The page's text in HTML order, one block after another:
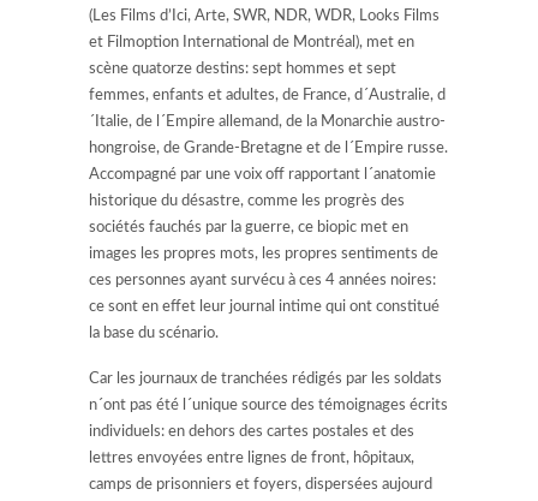
(Les Films d’Ici, Arte, SWR, NDR, WDR, Looks Films
et Filmoption International de Montréal), met en
scène quatorze destins: sept hommes et sept
femmes, enfants et adultes, de France, d´Australie, d
´Italie, de l´Empire allemand, de la Monarchie austro-
hongroise, de Grande-Bretagne et de l´Empire russe.
Accompagné par une voix off rapportant l´anatomie
historique du désastre, comme les progrès des
sociétés fauchés par la guerre, ce biopic met en
images les propres mots, les propres sentiments de
ces personnes ayant survécu à ces 4 années noires:
ce sont en effet leur journal intime qui ont constitué
la base du scénario.
Car les journaux de tranchées rédigés par les soldats
n´ont pas été l´unique source des témoignages écrits
individuels: en dehors des cartes postales et des
lettres envoyées entre lignes de front, hôpitaux,
camps de prisonniers et foyers, dispersées aujourd